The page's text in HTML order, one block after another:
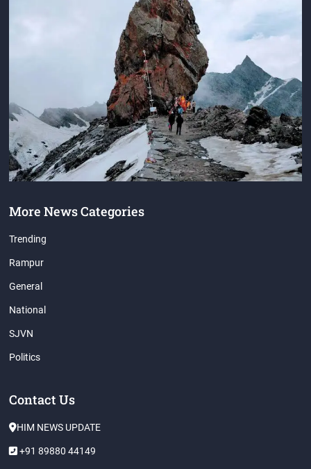
More News Categories
Trending
Rampur
General
National
SJVN
Politics
Contact Us
HIM NEWS UPDATE
+91 89880 44149